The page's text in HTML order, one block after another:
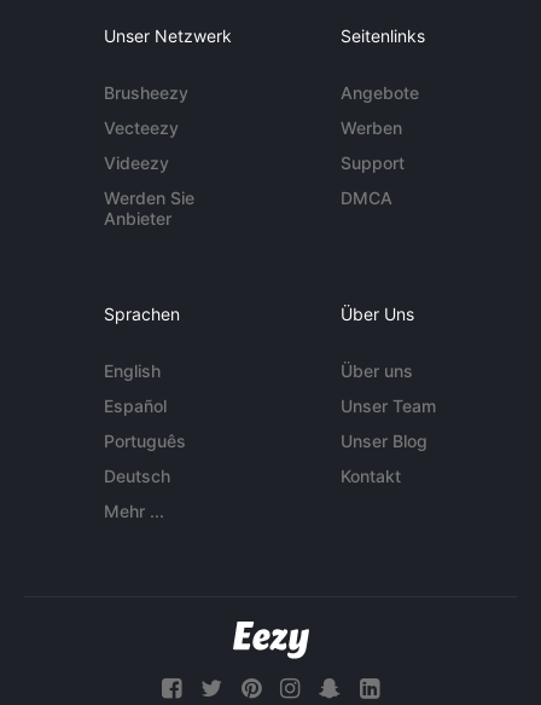
Unser Netzwerk
Brusheezy
Vecteezy
Videezy
Werden Sie
Anbieter
Seitenlinks
Angebote
Werben
Support
DMCA
Sprachen
English
Español
Português
Deutsch
Mehr ...
Über Uns
Über uns
Unser Team
Unser Blog
Kontakt